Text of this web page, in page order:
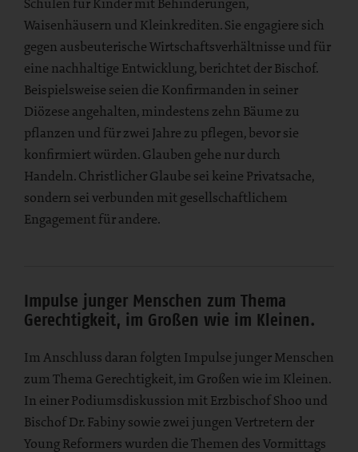
Waisenhäusern und Kleinkrediten. Sie engagiere sich
gegen ausbeuterische Wirtschaftsverhältnisse und für
eine nachhaltige Entwicklung, berichtet der Bischof.
Beispielsweise seien die Konfirmanden in seiner
Diözese angehalten, mindestens zehn Bäume zu
pflanzen und für zwei Jahre zu pflegen, bevor sie
konfirmiert würden. Glauben gehe nur durch
Handeln. Christlicher Glaube sei keine Privatsache,
sondern sei verbunden mit gesellschaftlichem
Engagement für andere.
Impulse junger Menschen zum Thema
Gerechtigkeit, im Großen wie im Kleinen.
Im Anschluss daran folgten Impulse junger Menschen
zum Thema Gerechtigkeit, im Großen wie im Kleinen.
In einer Podiumsdiskussion mit Erzbischof Shoo und
Bischof Dr. Fabiny sowie zwei jungen Vertretern der
Young Reformers wurden die Themen des Vormittags